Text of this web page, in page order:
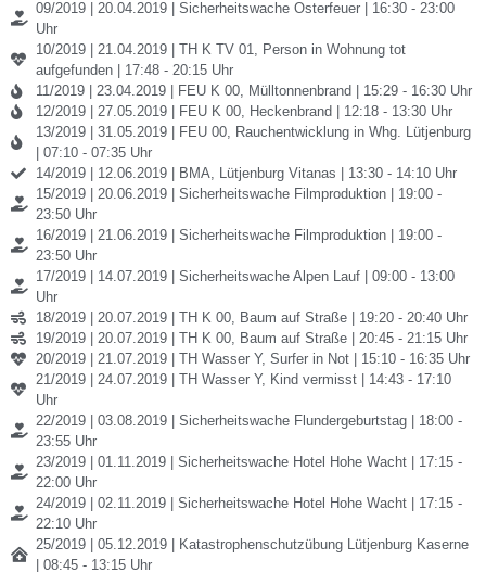
09/2019 | 20.04.2019 | Sicherheitswache Osterfeuer | 16:30 - 23:00
Uhr
10/2019 | 21.04.2019 | TH K TV 01, Person in Wohnung tot
aufgefunden | 17:48 - 20:15 Uhr
11/2019 | 23.04.2019 | FEU K 00, Mülltonnenbrand | 15:29 - 16:30 Uhr
12/2019 | 27.05.2019 | FEU K 00, Heckenbrand | 12:18 - 13:30 Uhr
13/2019 | 31.05.2019 | FEU 00, Rauchentwicklung in Whg. Lütjenburg
| 07:10 - 07:35 Uhr
14/2019 | 12.06.2019 | BMA, Lütjenburg Vitanas | 13:30 - 14:10 Uhr
15/2019 | 20.06.2019 | Sicherheitswache Filmproduktion | 19:00 -
23:50 Uhr
16/2019 | 21.06.2019 | Sicherheitswache Filmproduktion | 19:00 -
23:50 Uhr
17/2019 | 14.07.2019 | Sicherheitswache Alpen Lauf | 09:00 - 13:00
Uhr
18/2019 | 20.07.2019 | TH K 00, Baum auf Straße | 19:20 - 20:40 Uhr
19/2019 | 20.07.2019 | TH K 00, Baum auf Straße | 20:45 - 21:15 Uhr
20/2019 | 21.07.2019 | TH Wasser Y, Surfer in Not | 15:10 - 16:35 Uhr
21/2019 | 24.07.2019 | TH Wasser Y, Kind vermisst | 14:43 - 17:10
Uhr
22/2019 | 03.08.2019 | Sicherheitswache Flundergeburtstag | 18:00 -
23:55 Uhr
23/2019 | 01.11.2019 | Sicherheitswache Hotel Hohe Wacht | 17:15 -
22:00 Uhr
24/2019 | 02.11.2019 | Sicherheitswache Hotel Hohe Wacht | 17:15 -
22:10 Uhr
25/2019 | 05.12.2019 | Katastrophenschutzübung Lütjenburg Kaserne
| 08:45 - 13:15 Uhr